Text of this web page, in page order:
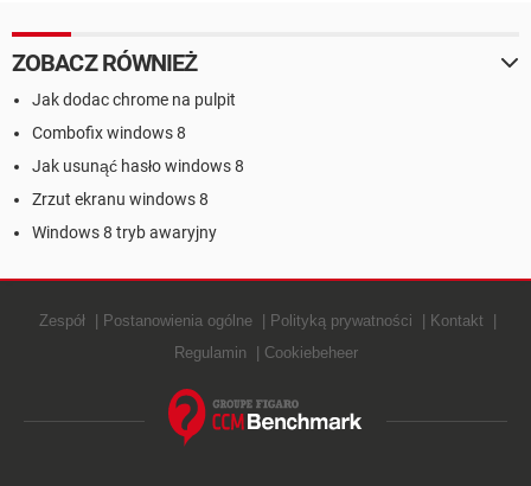
systemu
ZOBACZ RÓWNIEŻ
Jak dodac chrome na pulpit
Combofix windows 8
Jak usunąć hasło windows 8
Zrzut ekranu windows 8
Windows 8 tryb awaryjny
Zespół Postanowienia ogólne Polityką prywatności
Kontakt
Regulamin
Cookiebeheer